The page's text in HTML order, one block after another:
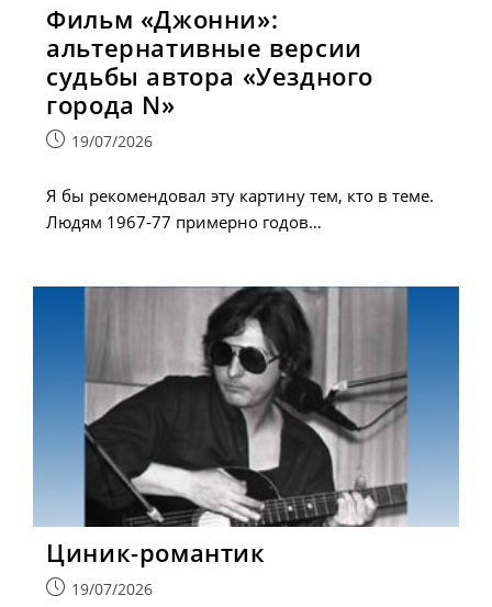
Фильм «Джонни»:
альтернативные версии
судьбы автора «Уездного
города N»
Запись19/07/2026
Я бы рекомендовал эту картину тем, кто в теме.
Людям 1967-77 примерно годов…
Циник-романтик
Запись19/07/2026